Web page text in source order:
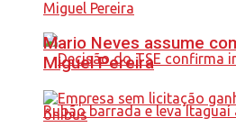
Mario Neves assume
Miguel Pereira